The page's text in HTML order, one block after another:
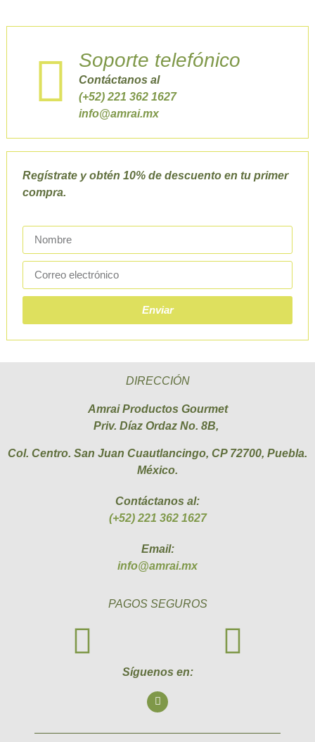
Soporte telefónico
Contáctanos al
(+52) 221 362 1627
info@amrai.mx
Regístrate y obtén 10% de descuento en tu primer
compra.
Enviar
DIRECCIÓN
Amrai Productos Gourmet
Priv. Díaz Ordaz No. 8B,
Col. Centro. San Juan Cuautlancingo, CP 72700, Puebla.
México.
Contáctanos al:
(+52) 221 362 1627
Email:
info@amrai.mx
PAGOS SEGUROS
Síguenos en: